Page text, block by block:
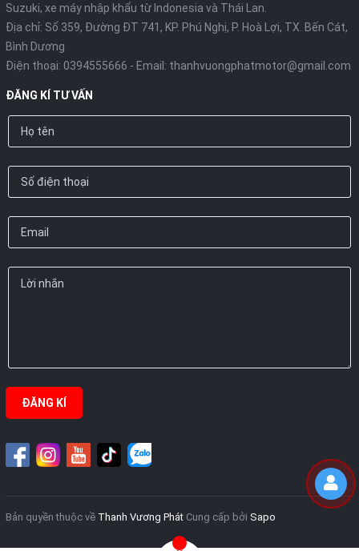
Suzuki, xe máy nhập khẩu từ Indonesia và Thái Lan.
Địa chỉ: Số 359, Đường ĐT 741, KP. Phú Nghị, P. Hoà Lợi, TX. Bến Cát,
Bình Dương
Điện thoại: 0394555666 - Email: thanhvuongphatmotor@gmail.com
ĐĂNG KÍ TƯ VẤN
ĐĂNG KÍ
Bản quyền thuộc về Thanh Vương Phát Cung cấp bởi Sapo